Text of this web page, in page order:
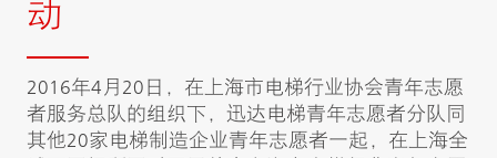
动
2016年4月20日，在上海市电梯行业协会青年志愿
者服务总队的组织下，迅达电梯青年志愿者分队同
其他20家电梯制造企业青年志愿者一起，在上海全